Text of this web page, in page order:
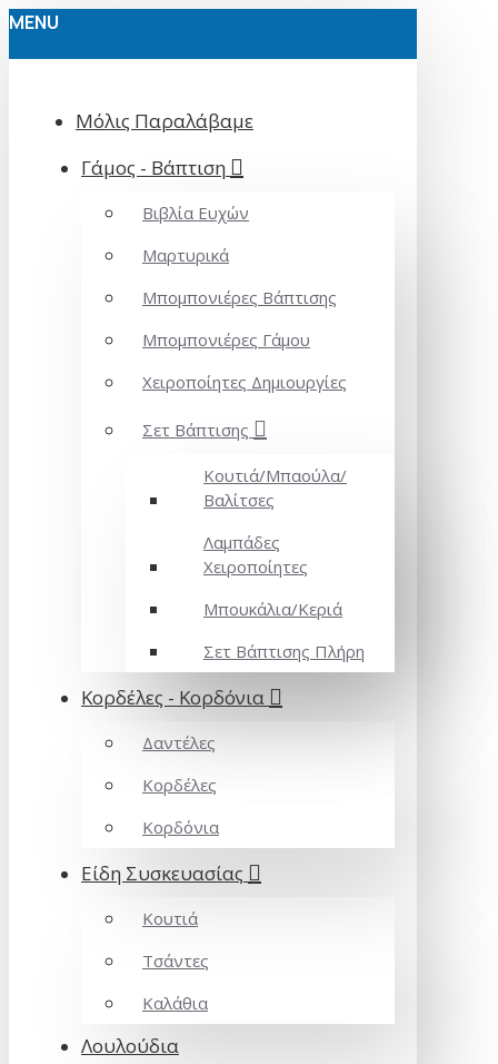
MENU
Μόλις Παραλάβαμε
Γάμος - Βάπτιση
Βιβλία Ευχών
Μαρτυρικά
Μπομπονιέρες Βάπτισης
Μπομπονιέρες Γάμου
Χειροποίητες Δημιουργίες
Σετ Βάπτισης
Κουτιά/Μπαούλα/
Βαλίτσες
Λαμπάδες
Χειροποίητες
Μπουκάλια/Κεριά
Σετ Βάπτισης Πλήρη
Κορδέλες - Κορδόνια
Δαντέλες
Κορδέλες
Κορδόνια
Είδη Συσκευασίας
Κουτιά
Τσάντες
Καλάθια
Λουλούδια